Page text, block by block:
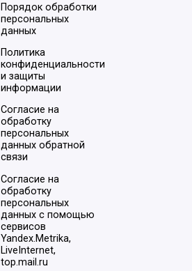
Порядок обработки
персональных
данных
Политика
конфиденциальности
и защиты
информации
Согласие на
обработку
персональных
данных обратной
связи
Согласие на
обработку
персональных
данных с помощью
сервисов
Yandex.Metrika,
LiveInternet,
top.mail.ru